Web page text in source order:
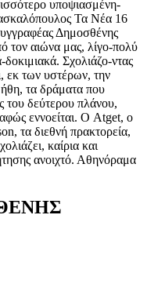
υποψιασμένη-
Τα Νέα 16
Δημοσθένης
τον αιώνα μας, λίγο-πολύ
δοκιμιακά. Σχολιάζο-ντας
εκ των υστέρων, την
τα δράματα που
του δεύτερου πλάνου,
εννοείται. Ο Atget, ο
τα διεθνή πρακτορεία,
καίρια και
ανοιχτό. Αθηνόραμα